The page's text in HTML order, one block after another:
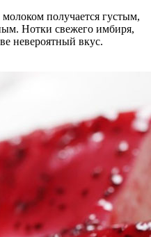
получается густым,
Нотки свежего имбиря,
невероятный вкус.